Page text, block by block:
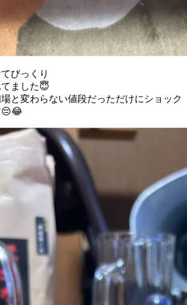
びっくり
ました😇
と変わらない値段だっただけにショック
😔😂